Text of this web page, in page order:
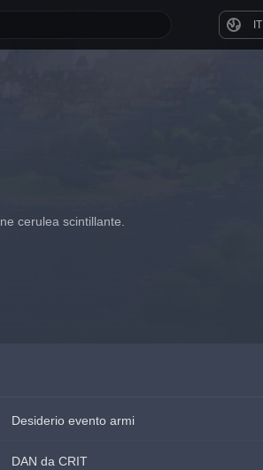
IT
cerulea scintillante.
Desiderio evento armi
DAN da CRIT